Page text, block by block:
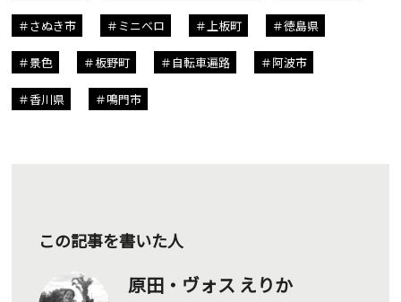
さぬき市 ミニベロ 上板町 徳島県
景色 板野町 自転車遍路 阿波市
香川県 鳴門市
この記事を書いた人
原田・ヴォス えりか